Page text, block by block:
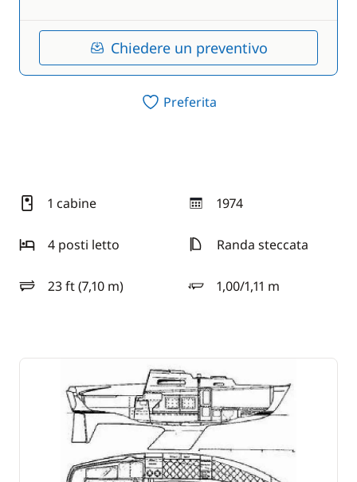
Chiedere un preventivo
Preferita
1 cabine 1974
anno
4 posti letto
Randa steccata
23 ft (7,10 m)
lunghezza 1,00/1,11 m
pescaggio